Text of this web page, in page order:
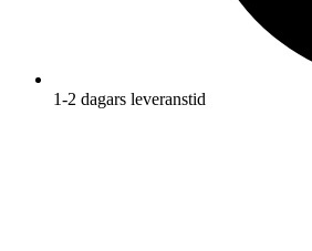
1-2 dagars leveranstid